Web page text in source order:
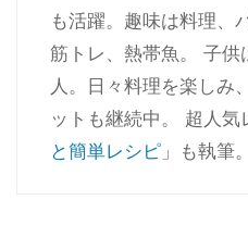
も活躍。趣味は料理、
筋トレ、熱帯魚。 子
人。日々料理を楽しみ
ットも継続中。 超人気
と簡単レシピ 」も執筆。